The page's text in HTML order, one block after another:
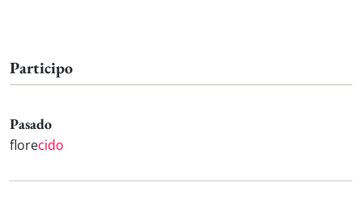
Participo
Pasado
florecido